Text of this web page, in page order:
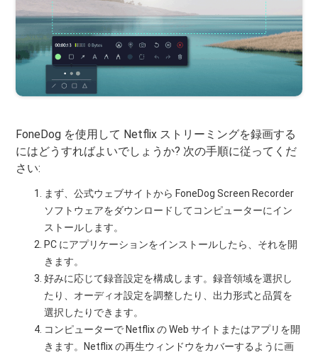
FoneDog を使用して Netflix ストリーミングを録画する
にはどうすればよいでしょうか? 次の手順に従ってくだ
さい:
まず、公式ウェブサイトから FoneDog Screen Recorder
ソフトウェアをダウンロードしてコンピューターにイン
ストールします。
PC にアプリケーションをインストールしたら、それを開
きます。
好みに応じて録音設定を構成します。録音領域を選択し
たり、オーディオ設定を調整したり、出力形式と品質を
選択したりできます。
コンピューターで Netflix の Web サイトまたはアプリを開
きます。Netflix の再生ウィンドウをカバーするように画